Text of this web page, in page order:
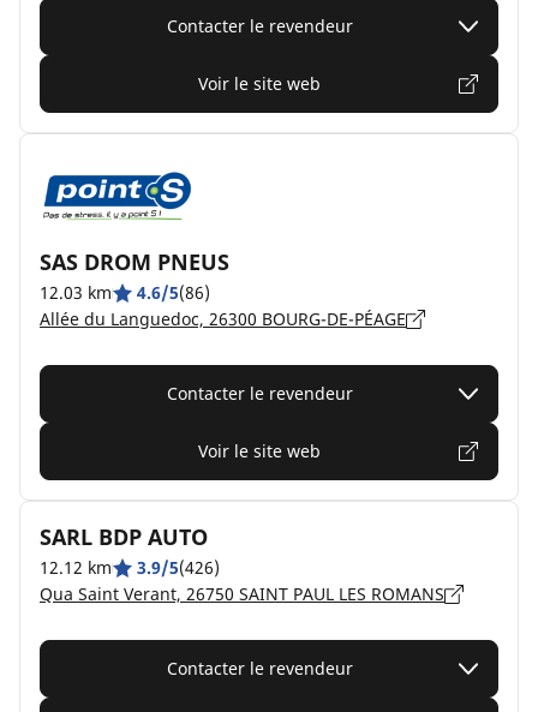
Contacter le revendeur
Voir le site web
SAS DROM PNEUS
12.03 km 4.6/5(86)
Allée du Languedoc, 26300 BOURG-DE-PÉAGE
Contacter le revendeur
Voir le site web
SARL BDP AUTO
12.12 km 3.9/5(426)
Qua Saint Verant, 26750 SAINT PAUL LES ROMANS
Contacter le revendeur